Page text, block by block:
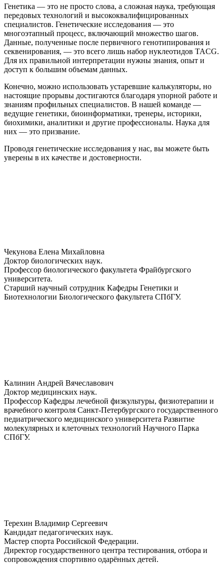
Генетика — это не просто слова, а сложная наука, требующая
передовых технологий и высококвалифицированных
специалистов. Генетические исследования — это
многоэтапный процесс, включающий множество шагов.
Данные, полученные после первичного генотипирования и
секвенирования, — это всего лишь набор нуклеотидов TACG.
Для их правильной интерпретации нужны знания, опыт и
доступ к большим объемам данных.
Конечно, можно использовать устаревшие калькуляторы, но
настоящие прорывы достигаются благодаря упорной работе и
знаниям профильных специалистов. В нашей команде —
ведущие генетики, биоинформатики, тренеры, историки,
биохимики, аналитики и другие профессионалы. Наука для
них — это призвание.
Проводя генетические исследования у нас, вы можете быть
уверены в их качестве и достоверности.
Чекунова Елена Михайловна
Доктор биологических наук.
Профессор биологического факультета Фрайбургского
университета.
Старший научный сотрудник Кафедры Генетики и
Биотехнологии Биологического факультета СПбГУ.
Калинин Андрей Вячеславович
Доктор медицинских наук.
Профессор Кафедры лечебной физкультуры, физиотерапии и
врачебного контроля Санкт-Петербургского государственного
педиатрического медицинского университета Развитие
молекулярных и клеточных технологий Научного Парка
СПбГУ.
Терехин Владимир Сергеевич
Кандидат педагогических наук.
Мастер спорта Российской Федерации.
Директор государственного центра тестирования, отбора и
сопровождения спортивно одарённых детей.